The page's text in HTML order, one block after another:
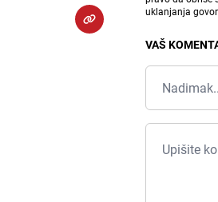
uklanjanja
VAŠ